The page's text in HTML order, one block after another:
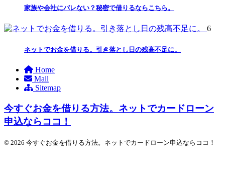
家族や会社にバレない？秘密で借りるならこちら。
6
ネットでお金を借りる。引き落とし日の残高不足に。
Home
Mail
Sitemap
今すぐお金を借りる方法。ネットでカードローン
申込ならココ！
© 2026 今すぐお金を借りる方法。ネットでカードローン申込ならココ！